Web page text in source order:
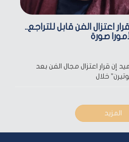
اعتزال الفن قابل للتراجع..
صورة
إن قرار اعتزال مجال الفن بعد
خلال
المزيد